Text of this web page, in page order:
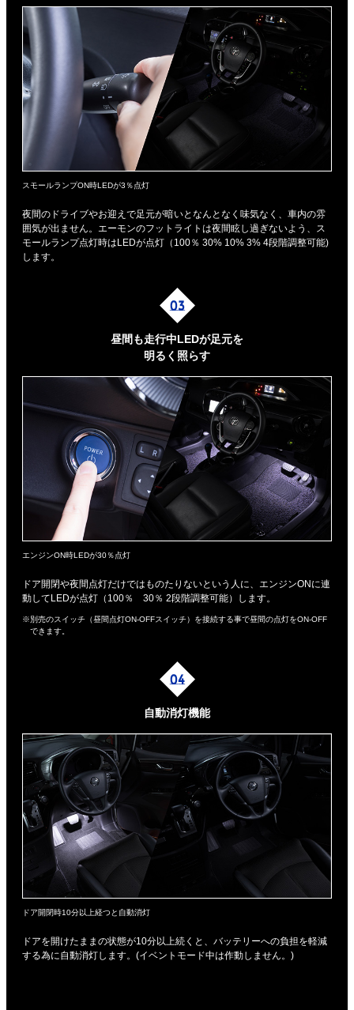
スモールランプON時LEDが3％点灯
夜間のドライブやお迎えで足元が暗いとなんとなく味気なく、車内の雰
囲気が出ません。エーモンのフットライトは夜間眩し過ぎないよう、ス
モールランプ点灯時はLEDが点灯（100％ 30% 10% 3% 4段階調整可能)
します。
昼間も走行中LEDが足元を
明るく照らす
エンジンON時LEDが30％点灯
ドア開閉や夜間点灯だけではものたりないという人に、エンジンONに連
動してLEDが点灯（100％ 30％ 2段階調整可能）します。
※別売のスイッチ（昼間点灯ON-OFFスイッチ）を接続する事で昼間の点灯をON-OFF
できます。
自動消灯機能
ドア開閉時10分以上経つと自動消灯
ドアを開けたままの状態が10分以上続くと、バッテリーへの負担を軽減
する為に自動消灯します。(イベントモード中は作動しません。)